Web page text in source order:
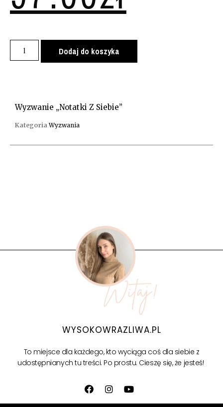
Dodaj do koszyka
Wyzwanie „Notatki Z Siebie”
Kategoria Wyzwania
WYSOKOWRAZLIWA.PL
To miejsce dla każdego, kto wyciąga coś dla siebie z
udostępnianych tu treści. Po prostu. Cieszę się, że jesteś!